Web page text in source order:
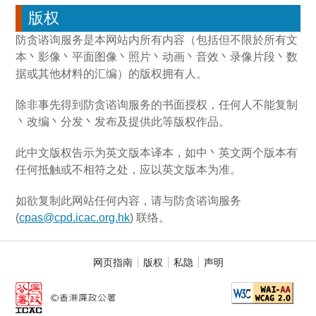
版权
防贪谘询服务是本网站内所有内容（包括但不限於所有文
本丶影像丶平面图像丶照片丶动画丶音效丶录像片段丶数
据或其他材料的汇编）的版权拥有人。
除非事先得到防贪谘询服务的书面授权，任何人不能复制
丶改编丶分发丶发布及提供此等版权作品。
此中文版权告示为英文版本译本，如中丶英文两个版本有
任何抵触或不相符之处，应以英文版本为准。
如欲复制此网站任何内容，请与防贪谘询服务
(cpas@cpd.icac.org.hk) 联络。
网页指南 版权 私隐 声明